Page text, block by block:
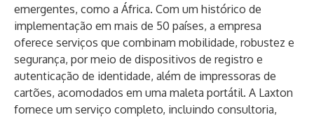
emergentes, como a África. Com um histórico de
implementação em mais de 50 países, a empresa
oferece serviços que combinam mobilidade, robustez e
segurança, por meio de dispositivos de registro e
autenticação de identidade, além de impressoras de
cartões, acomodados em uma maleta portátil. A Laxton
fornece um serviço completo, incluindo consultoria,